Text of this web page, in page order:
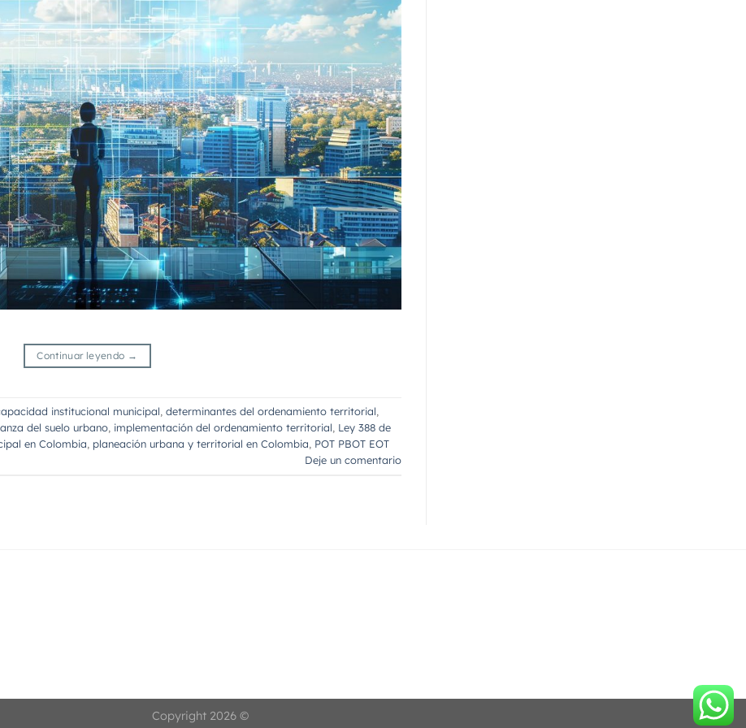
Continuar leyendo →
institucional municipal, determinantes del ordenamiento territorial,
del suelo urbano, implementación del ordenamiento territorial, Ley 388 de
en Colombia, planeación urbana y territorial en Colombia, POT PBOT EOT
Deje un comentario
Copyright 2026 ©